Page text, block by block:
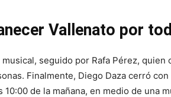
Vallenato por
seguido por Rafa Pérez, quien
Finalmente, Diego Daza cerró
de la mañana, en medio de una